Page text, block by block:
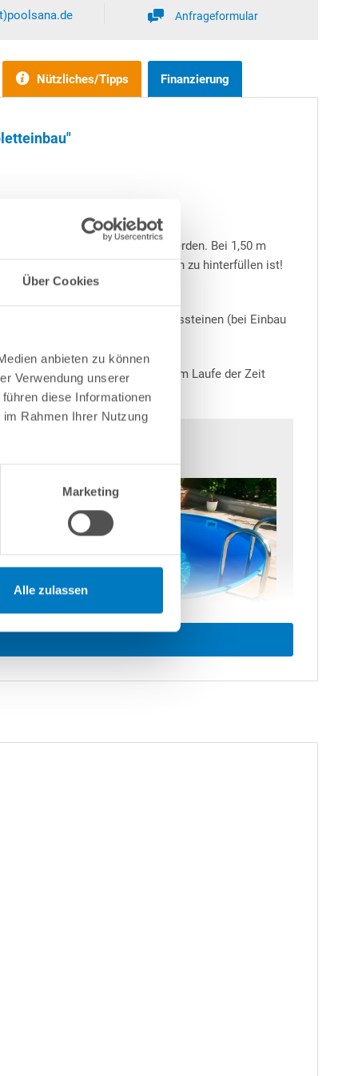
Über Cookies
anbieten zu können
Verwendung unserer
diese Informationen
Rahmen Ihrer Nutzung
Marketing
Alle zulassen
Anfrageformular
Finanzierung
Nützliches/Tipps
bzw. ganz eingebaut werden. Bei 1,50 m
stets mit Magerbeton zu hinterfüllen ist!
zu empfehlen.
Bodenplatten sowie Schalungssteinen (bei Einbau
ist abzuraten, da dies sich im Laufe der Zeit